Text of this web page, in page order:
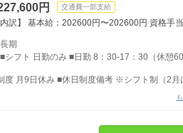
円 交通費一部支給
内訳】 基本給：202600円〜202600円 資格手
長期
シフト 日勤のみ ■日勤 8：30-17：30（休憩60
度 月9日休み ■休日制度備考 ※シフト制（2月